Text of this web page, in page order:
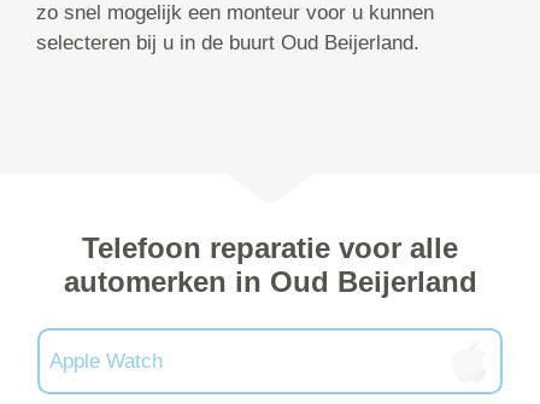
zo snel mogelijk een monteur voor u kunnen
selecteren bij u in de buurt Oud Beijerland.
Telefoon reparatie voor alle
automerken in Oud Beijerland
Apple Watch